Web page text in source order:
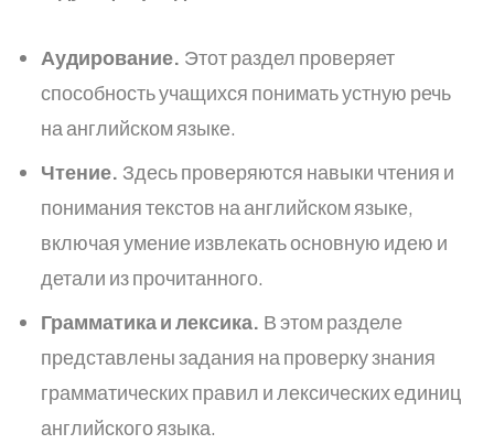
Аудирование. Этот раздел проверяет
способность учащихся понимать устную речь
на английском языке.
Чтение. Здесь проверяются навыки чтения и
понимания текстов на английском языке,
включая умение извлекать основную идею и
детали из прочитанного.
Грамматика и лексика. В этом разделе
представлены задания на проверку знания
грамматических правил и лексических единиц
английского языка.